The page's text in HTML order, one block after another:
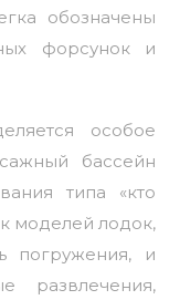
обозначены
форсунок и
особое
бассейн
типа «кто
моделей лодок,
погружения, и
развлечения,